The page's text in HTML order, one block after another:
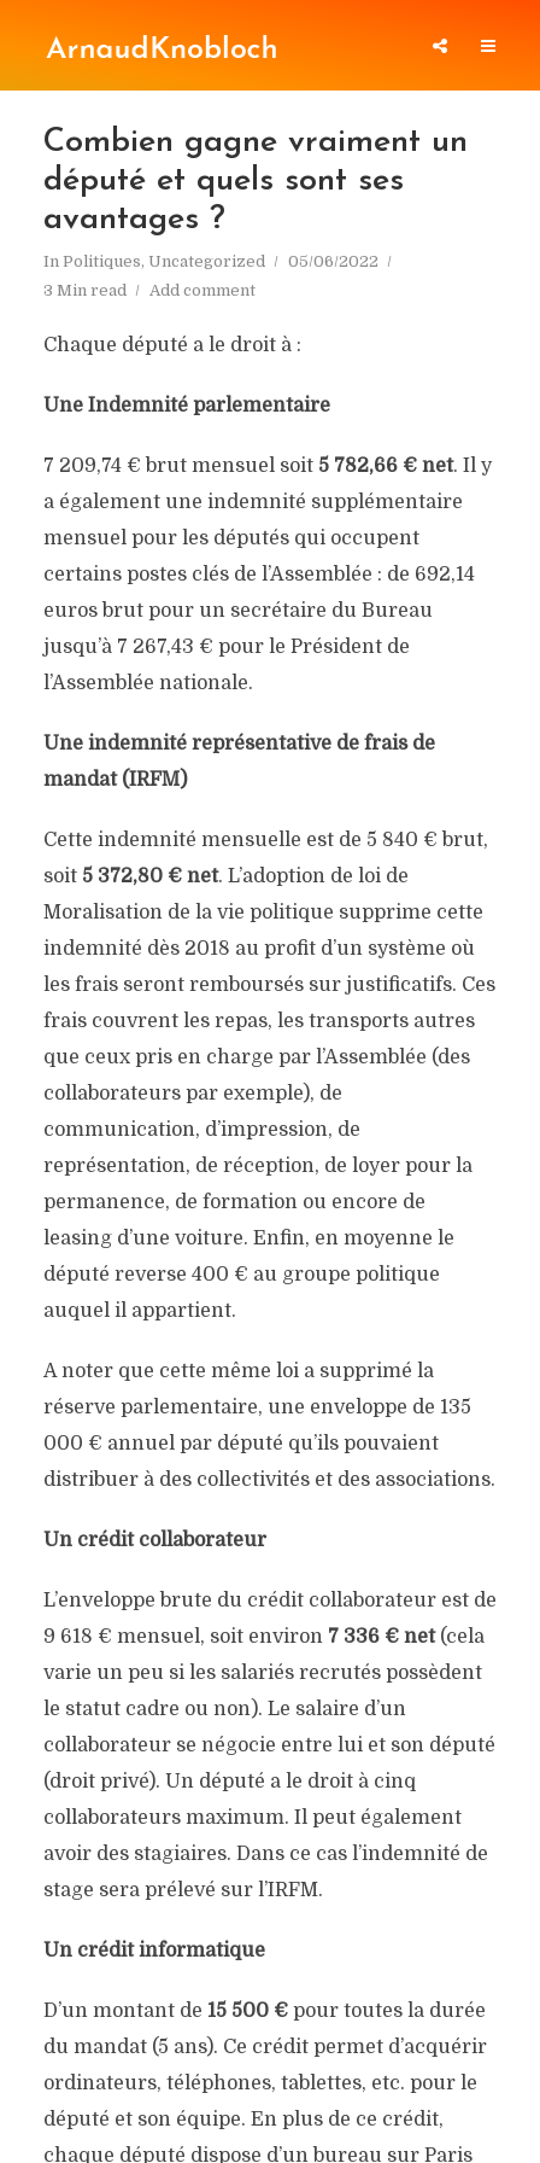
Combien gagne vraiment un
député et quels sont ses
avantages ?
In Politiques, Uncategorized
05/06/2022
3 Min read
Add comment
Chaque député a le droit à :
Une Indemnité parlementaire
7 209,74 € brut mensuel soit 5 782,66 € net. Il y
a également une indemnité supplémentaire
mensuel pour les députés qui occupent
certains postes clés de l’Assemblée : de 692,14
euros brut pour un secrétaire du Bureau
jusqu’à 7 267,43 € pour le Président de
l’Assemblée nationale.
Une indemnité représentative de frais de
mandat (IRFM)
Cette indemnité mensuelle est de 5 840 € brut,
soit 5 372,80 € net. L’adoption de loi de
Moralisation de la vie politique supprime cette
indemnité dès 2018 au profit d’un système où
les frais seront remboursés sur justificatifs. Ces
frais couvrent les repas, les transports autres
que ceux pris en charge par l’Assemblée (des
collaborateurs par exemple), de
communication, d’impression, de
représentation, de réception, de loyer pour la
permanence, de formation ou encore de
leasing d’une voiture. Enfin, en moyenne le
député reverse 400 € au groupe politique
auquel il appartient.
A noter que cette même loi a supprimé la
réserve parlementaire, une enveloppe de 135
000 € annuel par député qu’ils pouvaient
distribuer à des collectivités et des associations.
Un crédit collaborateur
L’enveloppe brute du crédit collaborateur est de
9 618 € mensuel, soit environ 7 336 € net(cela
varie un peu si les salariés recrutés possèdent
le statut cadre ou non). Le salaire d’un
collaborateur se négocie entre lui et son député
(droit privé). Un député a le droit à cinq
collaborateurs maximum. Il peut également
avoir des stagiaires. Dans ce cas l’indemnité de
stage sera prélevé sur l’IRFM.
Un crédit informatique
D’un montant de 15 500 €pour toutes la durée
du mandat (5 ans). Ce crédit permet d’acquérir
ordinateurs, téléphones, tablettes, etc. pour le
député et son équipe. En plus de ce crédit,
chaque député dispose d’un bureau sur Paris